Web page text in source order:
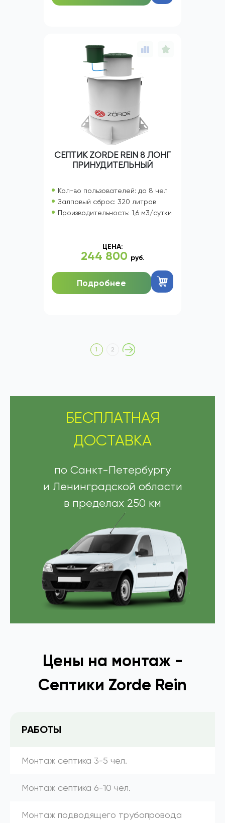
СЕПТИК ZORDE REIN 8 ЛОНГ
ПРИНУДИТЕЛЬНЫЙ
Кол-во пользователей: до 8 чел
Залповый сброс: 320 литров
Производительность: 1,6 м3/сутки
ЦЕНА:
244 800 руб.
Подробнее
1 2
БЕСПЛАТНАЯ
ДОСТАВКА
по Санкт-Петербургу
и Ленинградской области
в пределах 250 км
Цены на монтаж -
Септики Zorde Rein
РАБОТЫ
Монтаж септика 3-5 чел.
Монтаж септика 6-10 чел.
Монтаж подводящего трубопровода